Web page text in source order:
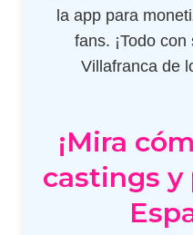
la app para
fans. ¡Todo
Villafranca de
¡Mira
castings y